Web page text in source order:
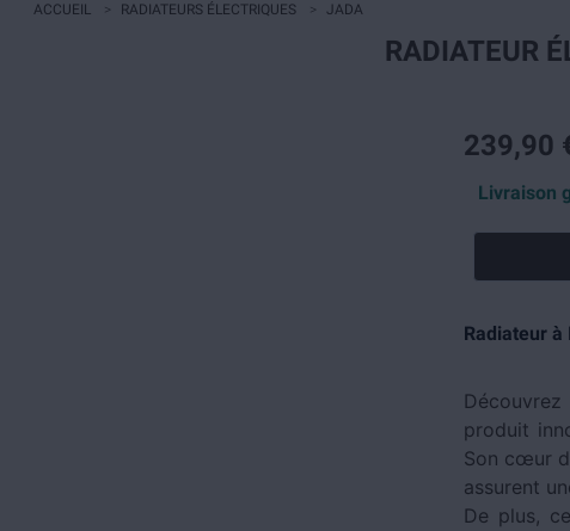
ACCUEIL > RADIATEURS ÉLECTRIQUES > JADA
RADIATEUR
239,90
Livraison
Radiateur
produit
Son cœur
assurent
De plus,